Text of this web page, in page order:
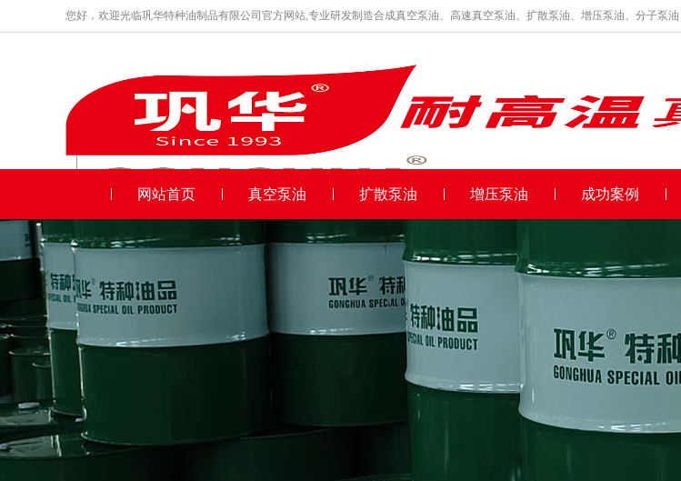
您好，欢迎光临巩华特种油制品有限公司官方网站,专业研发制造合成真空泵油、高速真空泵油、扩散泵油、增压泵油、分子泵
网站首页 真空泵油 扩散泵油 增压泵油 成功案例